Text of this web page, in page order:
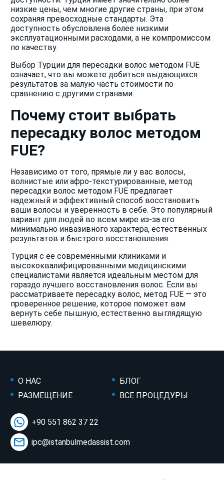
низкие цены, чем многие другие страны, при этом
сохраняя превосходные стандарты. Эта
доступность обусловлена ​​более низкими
эксплуатационными расходами, а не компромиссом
по качеству.
Выбор Турции для пересадки волос методом FUE
означает, что вы можете добиться выдающихся
результатов за малую часть стоимости по
сравнению с другими странами.
Почему стоит выбрать
пересадку волос методом
FUE?
Независимо от того, прямые ли у вас волосы,
волнистые или афро-текстурированные, метод
пересадки волос методом FUE предлагает
надежный и эффективный способ восстановить
ваши волосы и уверенность в себе. Это популярный
вариант для людей во всем мире из-за его
минимально инвазивного характера, естественных
результатов и быстрого восстановления.
Турция с ее современными клиниками и
высококвалифицированными медицинскими
специалистами является идеальным местом для
гораздо лучшего восстановления волос. Если вы
рассматриваете пересадку волос, метод FUE — это
проверенное решение, которое поможет вам
вернуть себе пышную, естественно выглядящую
шевелюру.
О НАС
БЛОГ
РАЗМЕЩЕНИЕ
ВСЕ ПРОЦЕДУРЫ
+90 551 862 37 22
ipc@istanbulmedassist.com